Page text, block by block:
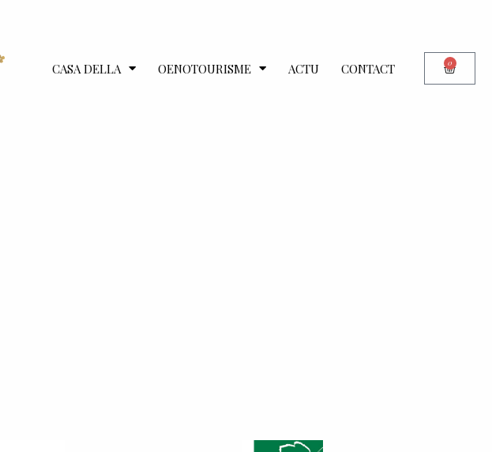
CASA DELLA OENOTOURISME ACTU CONTACT 0